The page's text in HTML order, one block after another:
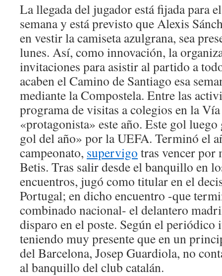
La llegada del jugador está fijada para
semana y está previsto que Alexis
en vestir la camiseta azulgrana, sea
lunes. Así, como innovación, la
invitaciones para asistir al partido a
acaben el Camino de Santiago esa
mediante la Compostela. Entre las
programa de visitas a colegios en la
«protagonista» este año. Este gol
gol del año» por la UEFA. Terminó el
campeonato, supervigo tras vencer por
Betis. Tras salir desde el banquillo en
encuentros, jugó como titular en el
Portugal; en dicho encuentro -que
combinado nacional- el delantero
disparo en el poste. Según el periódico
teniendo muy presente que en un
del Barcelona, Josep Guardiola, no
al banquillo del club catalán.